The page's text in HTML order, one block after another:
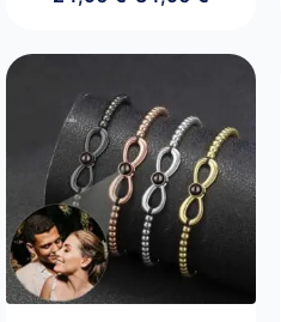
Fascia
prezzo:
24,90 €
a
34,90 €